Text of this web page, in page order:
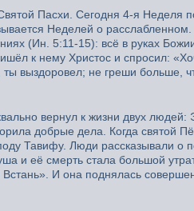
Пасхи. Сегодня 4-я Неделя
Неделей о
(Ин. 5:11-15): всё в руках
к нему Христос и спросил:
ты выздоровел; не греши больше,
вернул к жизни двух
добрые дела. Когда святой
Тавифу. Люди рассказывали о
и её смерть стала большой
И она поднялась